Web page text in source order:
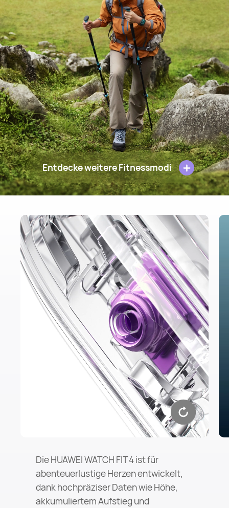
Entdecke weitere Fitnessmodi
Die HUAWEI WATCH FIT 4 ist für
abenteuerlustige Herzen entwickelt,
dank hochpräziser Daten wie Höhe,
akkumuliertem Aufstieg und